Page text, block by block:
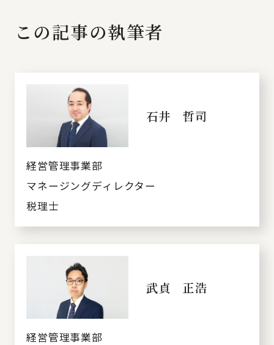
この記事の執筆者
石井 哲司
経営管理事業部
マネージングディレクター
税理士
武貞 正浩
経営管理事業部